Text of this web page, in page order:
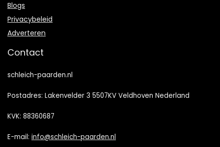
Blogs
Privacybeleid
Adverteren
Contact
schleich-paarden.nl
Postadres: Lakenvelder 3 5507KV Veldhoven Nederland
KVK: 88360687
E-mail: info@schleich-paarden.nl